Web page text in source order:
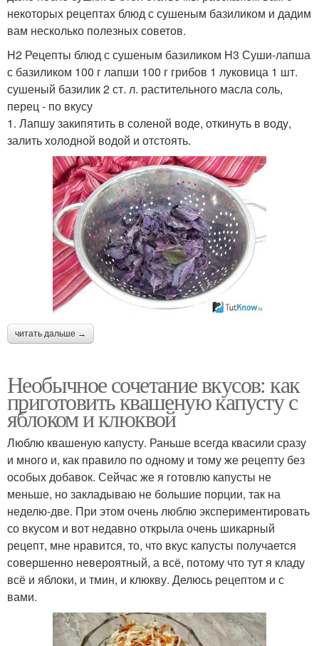
некоторых рецептах блюд с сушеным базиликом и дадим
вам несколько полезных советов.
H2 Рецепты блюд с сушеным базиликом H3 Суши-лапша
с базиликом 100 г лапши 100 г грибов 1 луковица 1 шт.
сушеный базилик 2 ст. л. растительного масла соль,
перец - по вкусу
1. Лапшу закипятить в соленой воде, откинуть в воду,
залить холодной водой и отстоять.
читать дальше →
Необычное сочетание вкусов: как
приготовить квашеную капусту с
яблоком и клюквой
Люблю квашеную капусту. Раньше всегда квасили сразу
и много и, как правило по одному и тому же рецепту без
особых добавок. Сейчас же я готовлю капусты не
меньше, но закладываю не большие порции, так на
неделю-две. При этом очень люблю экспериментировать
со вкусом и вот недавно открыла очень шикарный
рецепт, мне нравится, то, что вкус капусты получается
совершенно невероятный, а всё, потому что тут я кладу
всё и яблоки, и тмин, и клюкву. Делюсь рецептом и с
вами.